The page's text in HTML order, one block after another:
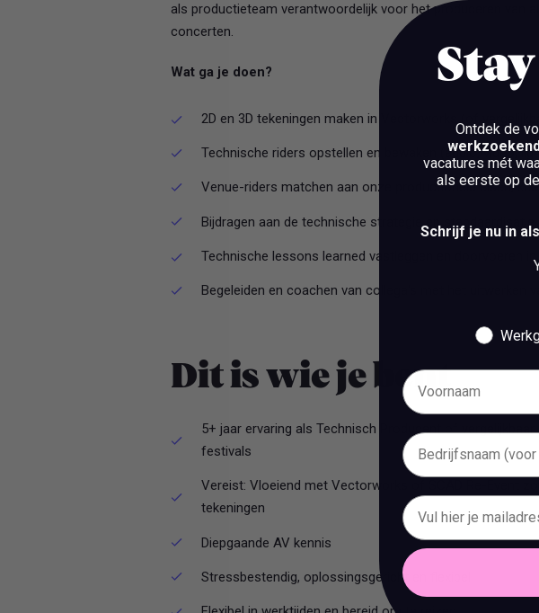
als productieteam verantwoordelijk voor het produceren van
concerten.
Wat ga je doen?
2D en 3D tekeningen maken in Vectorworks (of
Technische riders opstellen en bewaken (audio, video,
Venue-riders matchen aan onze productionele eisen,
Bijdragen aan de technische strategie en standaardisatie
Technische lessons learned vastleggen en doorvoeren in
Begeleiden en coachen van collega's met het uitwerken
Dit is wie je bent
5+ jaar ervaring als Technisch Producent of
festivals
Vereist: Vloeiend met Vectorworks of SCAD Re-Event
tekeningen
Diepgaande AV kennis
Stressbestendig, oplossingsgericht en flexibel
Ontdek de
vacatures mét
als eerste op
Schrijf je nu in